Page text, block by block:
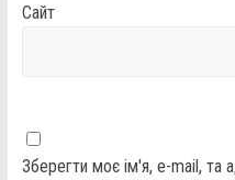
Сайт
Зберегти моє ім'я, e-mail, та